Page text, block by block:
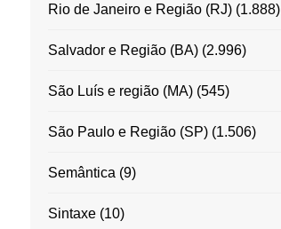
Rio de Janeiro e Região (RJ)(1.888)
Salvador e Região (BA)(2.996)
São Luís e região (MA)(545)
São Paulo e Região (SP)(1.506)
Semântica (9)
Sintaxe(10)